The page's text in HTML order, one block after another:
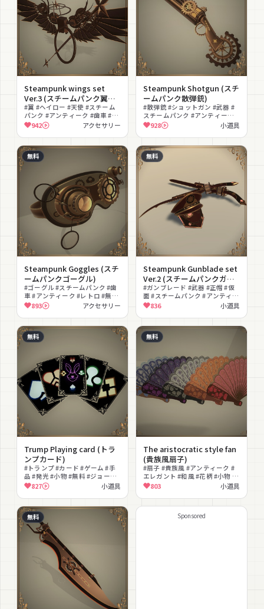
Steampunk wings set
Ver.3 (スチームパンク翼セ
ット Ver.3)
#翼 #ヘイロー #天使 #スチーム
パンク #アンティーク #歯車 #無
料 #装飾
942 アクセサリー
Steampunk Shotgun (スチ
ームパンク散弾銃)
#散弾銃 #ショットガン #武器 #
スチームパンク #アンティーク #
歯車 #レトロ #無料 #小道具
928 小道具
無料
Steampunk Goggles (スチ
ームパンクゴーグル)
#ゴーグル #スチームパンク #歯
車 #アンティーク #レトロ #無料
#メカニカル #真鍮 #アクセサリ
893 アクセサリー
無料
Steampunk Gunblade set
Ver.2 (スチームパンクガン
ブレードセット Ver.2)
#ガンブレード #武器 #正帽 #仮
面 #スチームパンク #アンティー
ク #発光 #lilToon対応 #ミリタ
836 小道具
無料
Trump Playing card (トラ
ンプカード)
#トランプ #カード #ゲーム #手
品 #発光 #小物 #無料 #ジョーカ
ー827 小道具
無料
The aristocratic style fan
(貴族風扇子)
#扇子 #貴族風 #アンティーク #
エレガント #和風 #花柄 #小物 #
無料 #上品
803 小道具
無料 Sponsored